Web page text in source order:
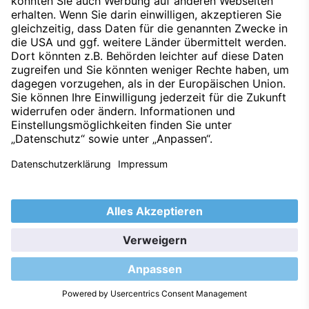
Impressum Techniklexikon
HinweisgeberNachhaltigkeit
2026 © S&G Automobil AG